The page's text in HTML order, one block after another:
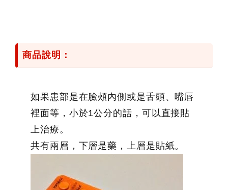
商品說明：
如果患部是在臉頰內側或是舌頭、嘴唇
裡面等，小於1公分的話，可以直接貼
上治療。
共有兩層，下層是藥，上層是貼紙。